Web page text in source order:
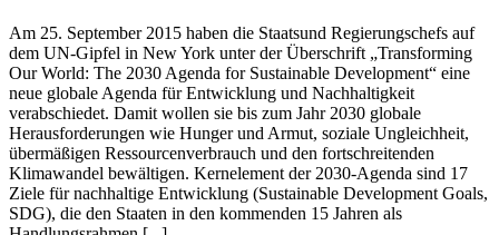
Am 25. September 2015 haben die Staatsund Regierungschefs auf
dem UN-Gipfel in New York unter der Überschrift „Transforming
Our World: The 2030 Agenda for Sustainable Development“ eine
neue globale Agenda für Entwicklung und Nachhaltigkeit
verabschiedet. Damit wollen sie bis zum Jahr 2030 globale
Herausforderungen wie Hunger und Armut, soziale Ungleichheit,
übermäßigen Ressourcenverbrauch und den fortschreitenden
Klimawandel bewältigen. Kernelement der 2030-Agenda sind 17
Ziele für nachhaltige Entwicklung (Sustainable Development Goals,
SDG), die den Staaten in den kommenden 15 Jahren als